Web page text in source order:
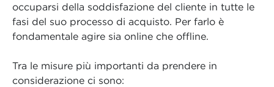
occuparsi della soddisfazione del cliente in tutte le
fasi del suo processo di acquisto. Per farlo è
fondamentale agire sia online che offline.
Tra le misure più importanti da prendere in
considerazione ci sono: